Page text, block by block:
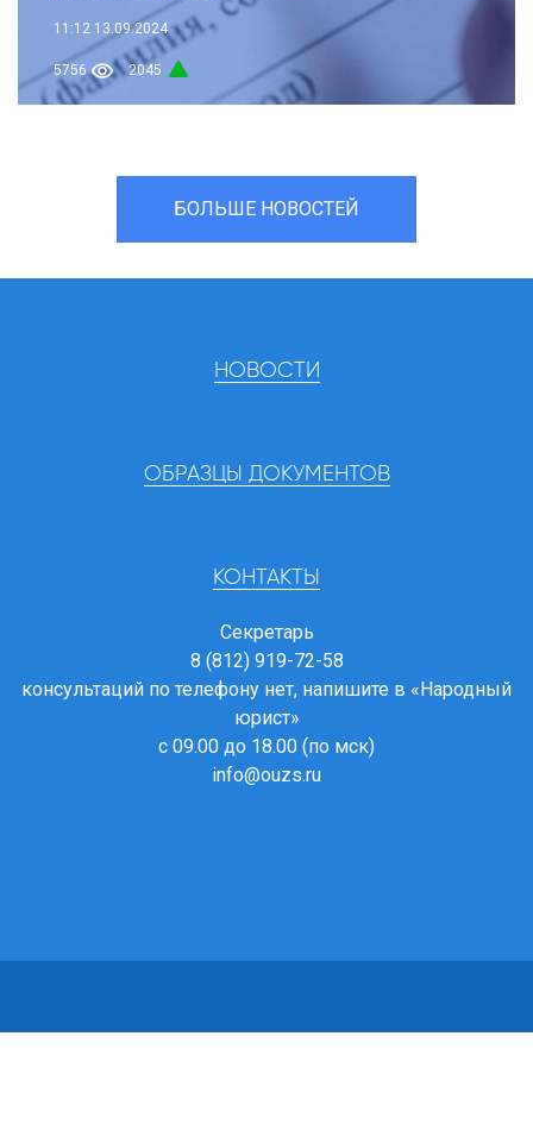
11:12 13.09.2024
5756 2045
БОЛЬШЕ НОВОСТЕЙ
НОВОСТИ
ОБРАЗЦЫ ДОКУМЕНТОВ
КОНТАКТЫ
Секретарь
8 (812) 919-72-58
консультаций по телефону нет, напишите в «Народный
юрист»
с 09.00 до 18.00 (по мск)
info@ouzs.ru